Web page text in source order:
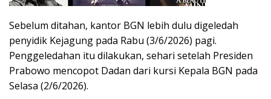
Sebelum ditahan, kantor BGN lebih dulu digeledah
penyidik Kejagung pada Rabu (3/6/2026) pagi.
Penggeledahan itu dilakukan, sehari setelah Presiden
Prabowo mencopot Dadan dari kursi Kepala BGN pada
Selasa (2/6/2026).